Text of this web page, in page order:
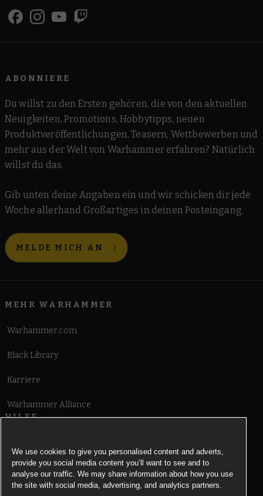
ABONNIERE
Du willst zu den Ersten gehören, die von den aktuellen
Neuigkeiten, Promotions, Hobbytipps, neuen
Produktveröffentlichungen, Teasern, Wettbewerben und
mehr aus der Welt von Warhammer erfahren? Natürlich
willst du das.
Gib unten deine Angaben ein und wir schicken dir jede
Woche allerhand Großartiges in deinen Posteingang.
MELDE MICH AN
MEHR WARHAMMER
Warhammer.com
Black Library
Karriere
Warhammer Alliance
HILFE
Informationen zu Cookies
We use cookies to give you personalised content and adverts,
provide you social media content you’ll want to see and to
analyse our traffic. We may share information about how you use
the site with social media, advertising, and analytics partners.